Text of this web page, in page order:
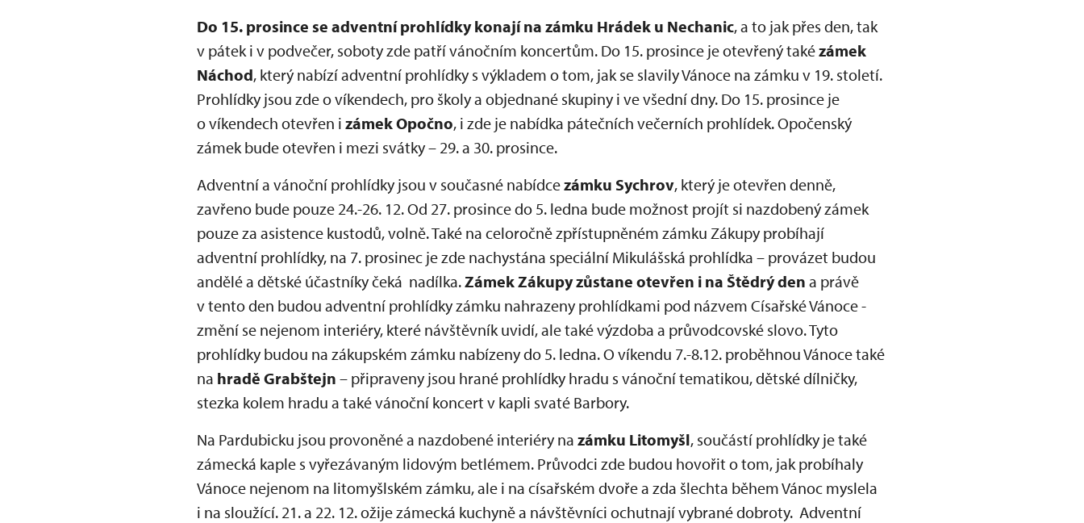
Do 15. prosince se adventní prohlídky konají na zámku Hrádek u Nechanic, a to jak přes den, tak
v pátek i v podvečer, soboty zde patří vánočním koncertům. Do 15. prosince je otevřený takézámek
Náchod, který nabízí adventní prohlídky s výkladem o tom, jak se slavily Vánoce na zámku v 19. století.
Prohlídky jsou zde o víkendech, pro školy a objednané skupiny i ve všední dny. Do 15. prosince je
o víkendech otevřen i zámek Opočno, i zde je nabídka pátečních večerních prohlídek. Opočenský
zámek bude otevřen i mezi svátky – 29. a 30. prosince.
Adventní a vánoční prohlídky jsou v současné nabídcezámku Sychrov, který je otevřen denně,
zavřeno bude pouze 24.-26. 12. Od 27. prosince do 5. ledna bude možnost projít si nazdobený zámek
pouze za asistence kustodů, volně. Také na celoročně zpřístupněném zámku Zákupy probíhají
adventní prohlídky, na 7. prosinec je zde nachystána speciální Mikulášská prohlídka – provázet budou
andělé a dětské účastníky čeká nadílka.Zámek Zákupy zůstane otevřen i na Štědrý den a právě
v tento den budou adventní prohlídky zámku nahrazeny prohlídkami pod názvem Císařské Vánoce -
změní se nejenom interiéry, které návštěvník uvidí, ale také výzdoba a průvodcovské slovo. Tyto
prohlídky budou na zákupském zámku nabízeny do 5. ledna. O víkendu 7.-8.12. proběhnou Vánoce také
na hradě Grabštejn – připraveny jsou hrané prohlídky hradu s vánoční tematikou, dětské dílničky,
stezka kolem hradu a také vánoční koncert v kapli svaté Barbory.
Na Pardubicku jsou provoněné a nazdobené interiéry na zámku Litomyšl, součástí prohlídky je také
zámecká kaple s vyřezávaným lidovým betlémem. Průvodci zde budou hovořit o tom, jak probíhaly
Vánoce nejenom na litomyšlském zámku, ale i na císařském dvoře a zda šlechta během Vánoc myslela
i na sloužící. 21. a 22. 12. ožije zámecká kuchyně a návštěvníci ochutnají vybrané dobroty. Adventní